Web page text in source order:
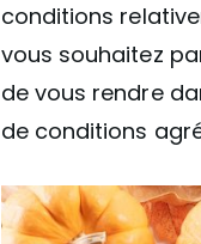
conditions
vous souhaitez
de vous rendre
de conditions